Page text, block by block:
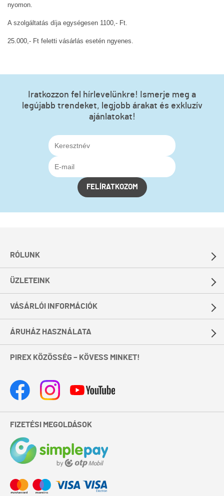
nyomon.
A szolgáltatás díja egységesen 1100,- Ft.
25.000,- Ft feletti vásárlás esetén ngyenes.
Iratkozzon fel hírlevelünkre! Ismerje meg a
legújabb trendeket, legjobb árakat és exkluzív
ajánlatokat!
FELÍRATKOZOM
RÓLUNK
ÜZLETEINK
VÁSÁRLÓI INFORMÁCIÓK
ÁRUHÁZ HASZNÁLATA
PIREX KÖZÖSSÉG – KÖVESS MINKET!
FIZETÉSI MEGOLDÁSOK